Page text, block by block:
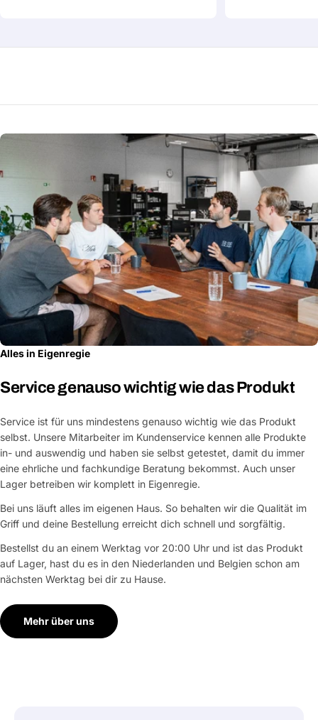
Alles in Eigenregie
Service genauso wichtig wie das Produkt
Service ist für uns mindestens genauso wichtig wie das Produkt
selbst. Unsere Mitarbeiter im Kundenservice kennen alle Produkte
in- und auswendig und haben sie selbst getestet, damit du immer
eine ehrliche und fachkundige Beratung bekommst. Auch unser
Lager betreiben wir komplett in Eigenregie.
Bei uns läuft alles im eigenen Haus. So behalten wir die Qualität im
Griff und deine Bestellung erreicht dich schnell und sorgfältig.
Bestellst du an einem Werktag vor 20:00 Uhr und ist das Produkt
auf Lager, hast du es in den Niederlanden und Belgien schon am
nächsten Werktag bei dir zu Hause.
Mehr über uns